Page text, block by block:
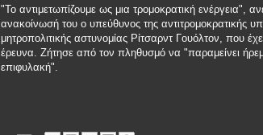
"Το αντιμετωπίζουμε ως μια τρομοκρατική ενέργεια",
ανακοίνωσή του ο υπεύθυνος της αντιτρομοκρατικής
μητροπολιτικής αστυνομίας Ρίτσαρντ Γουόλτον, που
έρευνα. Ζήτησε από τον πληθυσμό να "παραμείνει
επιφυλακή".